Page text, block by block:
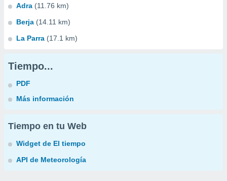
Adra (11.76 km)
Berja (14.11 km)
La Parra (17.1 km)
Tiempo...
PDF
Más información
Tiempo en tu Web
Widget de El tiempo
API de Meteorología